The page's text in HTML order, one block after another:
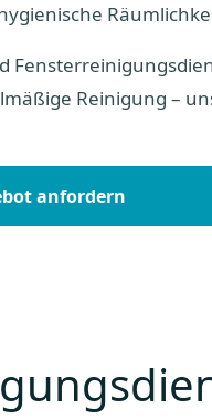
Reinigung –
anfordern